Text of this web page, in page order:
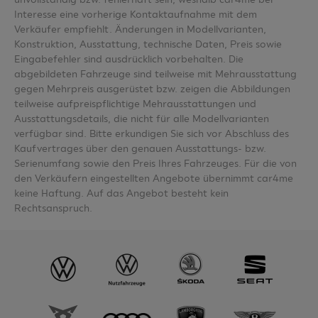
Interesse eine vorherige Kontaktaufnahme mit dem
Verkäufer empfiehlt. Änderungen in Modellvarianten,
Konstruktion, Ausstattung, technische Daten, Preis sowie
Eingabefehler sind ausdrücklich vorbehalten. Die
abgebildeten Fahrzeuge sind teilweise mit Mehrausstattung
gegen Mehrpreis ausgerüstet bzw. zeigen die Abbildungen
teilweise aufpreispflichtige Mehrausstattungen und
Ausstattungsdetails, die nicht für alle Modellvarianten
verfügbar sind. Bitte erkundigen Sie sich vor Abschluss des
Kaufvertrages über den genauen Ausstattungs- bzw.
Serienumfang sowie den Preis Ihres Fahrzeuges. Für die von
den Verkäufern eingestellten Angebote übernimmt car4me
keine Haftung. Auf das Angebot besteht kein
Rechtsanspruch.